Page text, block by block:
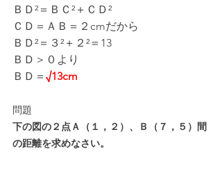
ＢＤ²＝ＢＣ²＋ＣＤ²
ＣＤ＝ＡＢ＝２cmだから
ＢＤ²＝３²＋２²＝13
ＢＤ＞０より
ＢＤ＝ √13cm
問題
下の図の２点Ａ（１，２）、Ｂ（７，５）間
の距離を求めなさい。